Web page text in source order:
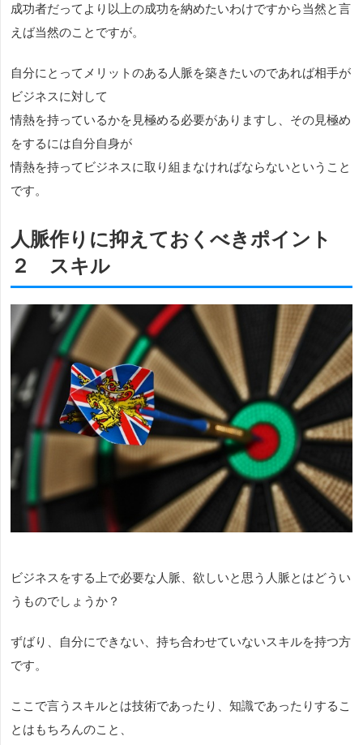
成功者だってより以上の成功を納めたいわけですから当然と言
えば当然のことですが。
自分にとってメリットのある人脈を築きたいのであれば相手が
ビジネスに対して
情熱を持っているかを見極める必要がありますし、その見極め
をするには自分自身が
情熱を持ってビジネスに取り組まなければならないということ
です。
人脈作りに抑えておくべきポイント
２ スキル
ビジネスをする上で必要な人脈、欲しいと思う人脈とはどうい
うものでしょうか？
ずばり、自分にできない、持ち合わせていないスキルを持つ方
です。
ここで言うスキルとは技術であったり、知識であったりするこ
とはもちろんのこと、